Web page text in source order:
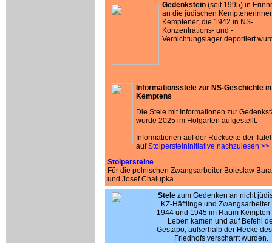
Gedenkstein (seit 1995) in
an die jüdischen
Kemptener, die 1942 in NS-
Konzentrations- und -
Vernichtungslager deportiert
Informationsstele zur NS-Geschichte in
Kemptens
Die Stele mit Informationen zur
wurde 2025 im Hofgarten aufgestellt.
Informationen auf der Rückseite der
aufStolpersteininitiative nachzulesen >>
Stolpersteine
Für die polnischen Zwangsarbeiter Boleslaw
und Josef Chalupka
Stelezum Gedenken an nicht
KZ-Häftlinge und Zwangsarbeiter
1944 und 1945 im Raum Kempten
Leben kamen und auf Befehl
Gestapo, außerhalb der Hecke
Friedhofs verscharrt wurden.